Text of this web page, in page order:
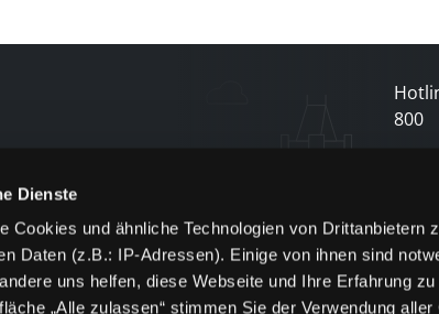
Dienste
Cookies und ähnliche Technologien von Drittanbietern
Daten (z.B.: IP-Adressen). Einige von ihnen sind
uns helfen, diese Webseite und Ihre Erfahrung zu
„Alle zulassen“ stimmen Sie der Verwendung aller
800
und